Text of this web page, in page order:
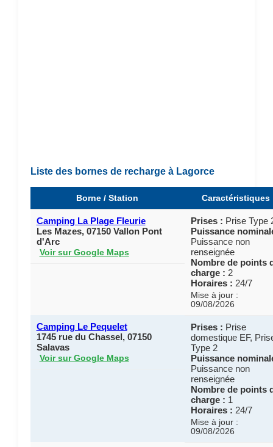
Liste des bornes de recharge à Lagorce
Borne / Station Caractéristiques
Camping La Plage Fleurie
Les Mazes, 07150 Vallon Pont
d'Arc
Voir sur Google Maps
Prises : Prise Type
Puissance
Puissance non
renseignée
Nombre de points
charge : 2
Horaires : 24/7
Mise à jour :
09/08/2026
Camping Le Pequelet
1745 rue du Chassel, 07150
Salavas
Voir sur Google Maps
Prises : Prise
domestique EF,
Type 2
Puissance
Puissance non
renseignée
Nombre de points
charge : 1
Horaires : 24/7
Mise à jour :
09/08/2026